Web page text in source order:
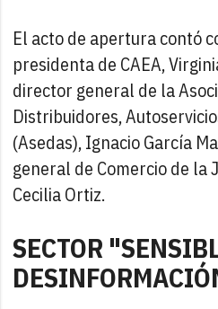
El acto de apertura contó
presidenta de CAEA,
director general de la
Distribuidores,
(Asedas), Ignacio García
general de Comercio de la
Cecilia Ortiz.
SECTOR